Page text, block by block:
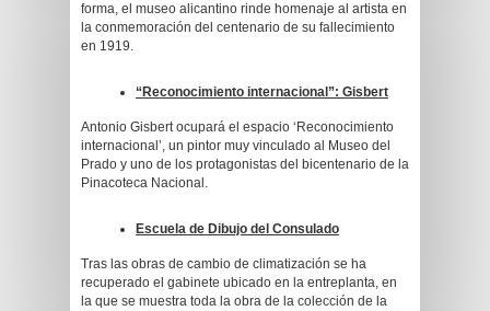
forma, el museo alicantino rinde homenaje al artista en
la conmemoración del centenario de su fallecimiento
en 1919.
“Reconocimiento internacional”: Gisbert
Antonio Gisbert ocupará el espacio ‘Reconocimiento
internacional’, un pintor muy vinculado al Museo del
Prado y uno de los protagonistas del bicentenario de la
Pinacoteca Nacional.
Escuela de Dibujo del Consulado
Tras las obras de cambio de climatización se ha
recuperado el gabinete ubicado en la entreplanta, en
la que se muestra toda la obra de la colección de la